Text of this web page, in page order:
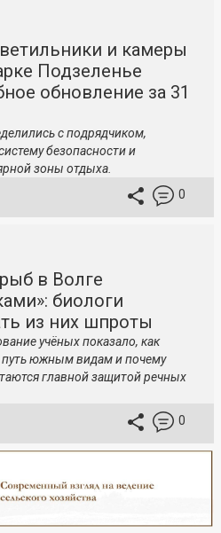
и камеры
Подзеленье
обновление за 31
с подрядчиком,
безопасности и
зоны отдыха.
0
в Волге
биологи
из них шпроты
учёных показало, как
южным видам и почему
главной защитой речных
0